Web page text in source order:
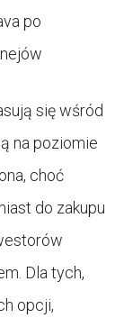
po
się wśród
na poziomie
choć
do zakupu
Dla tych,
opcji,